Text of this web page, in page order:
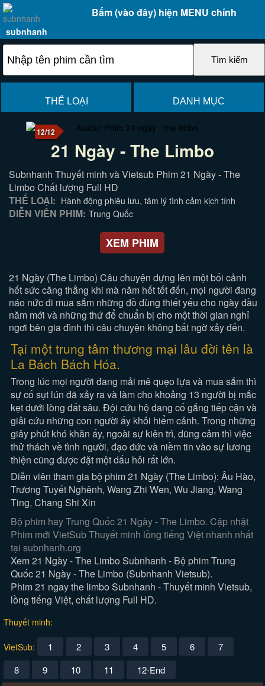
Bấm (vào đây) hiện MENU chính
subnhanh
THỂ LOẠI DANH MỤC
12/12
21 Ngày - The Limbo
Subnhanh Thuyết minh và Vietsub Phim 21 Ngày - The
Limbo Chất lượng Full HD
THỂ LOẠI: Hành động phiêu lưu, tâm lý tình cảm kịch tính
DIỄN VIÊN PHIM: Trung Quốc
XEM PHIM
21 Ngày (The Limbo) Câu chuyện dựng lên một bối cảnh
hết sức căng thẳng khi mà năm hết tết đến, mọi người đang
náo nức đi mua sắm những đồ dùng thiết yếu cho ngày đầu
năm mới và những thứ để chuẩn bị cho một thời gian nghỉ
ngơi bên gia đình thì câu chuyện không bất ngờ xảy đến.
Tại một trung tâm thương mại lâu đời tên là
La Bách Bách Hóa.
Trong lúc mọi người đang mải mê quẹo lựa và mua sắm thì
sự cố sụt lún đã xảy ra và làm cho khoảng 13 người bị mắc
kẹt dưới lòng đất sâu. Đội cứu hộ đang cố gắng tiếp cận và
giải cứu những con người ấy khỏi hiểm cảnh. Trong những
giây phút khó khăn ấy, ngoài sự kiên trì, dũng cảm thì việc
thử thách về tình người, đạo đức và niềm tin vào sự lương
thiện cũng được đặt một dấu hỏi rất lớn.
Diễn viên tham gia bộ phim 21 Ngày (The Limbo): Âu Hào,
Trương Tuyết Nghênh, Wang Zhi Wen, Wu Jiang, Wang
Ting, Chang Shi Xin
Bộ phim hay Trung Quốc 21 Ngày - The Limbo. Cập nhật
Phim mới VietSub Thuyết minh lồng tiếng Việt nhanh nhất
tại subnhanh.org
Xem 21 Ngày - The Limbo Subnhanh - Bộ phim Trung
Quốc 21 Ngày - The Limbo (Subnhanh Vietsub).
Phim 21 ngay the limbo Subnhanh - Thuyết minh Vietsub,
lồng tiếng Việt, chất lượng Full HD.
Thuyết minh:
VietSub: 1 2 3 4 5 6
7
8
9 10 11
12-End